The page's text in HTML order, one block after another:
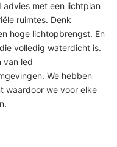
advies met een lichtplan
ruimtes. Denk
hoge lichtopbrengst. En
volledig waterdicht is.
van led
We hebben
waardoor we voor elke